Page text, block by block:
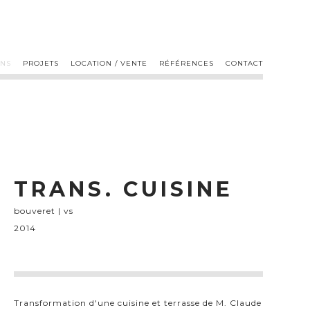
CONTACT
RÉFÉRENCES
LOCATION / VENTE
PROJETS
TRANS. CUISINE
bouveret | vs
2014
Transformation d'une cuisine et terrasse de M. Claude